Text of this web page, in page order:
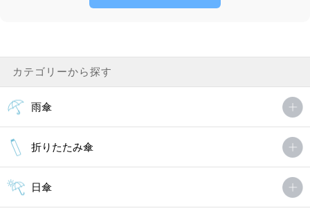
カテゴリーから探す
雨傘
折りたたみ傘
日傘